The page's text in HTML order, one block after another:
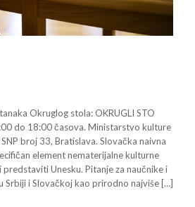
Okruglog stola: OKRUGLI STO
do 18:00 časova. Ministarstvo kulture
broj 33, Bratislava. Slovačka naivna
element nematerijalne kulturne
Unesku. Pitanje za naučnike i
Srbiji i Slovačkoj kao prirodno najviše […]